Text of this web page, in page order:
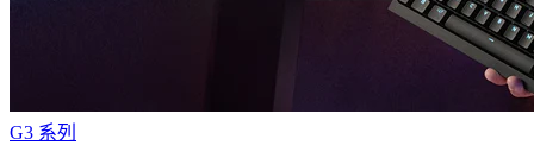
G3 系列